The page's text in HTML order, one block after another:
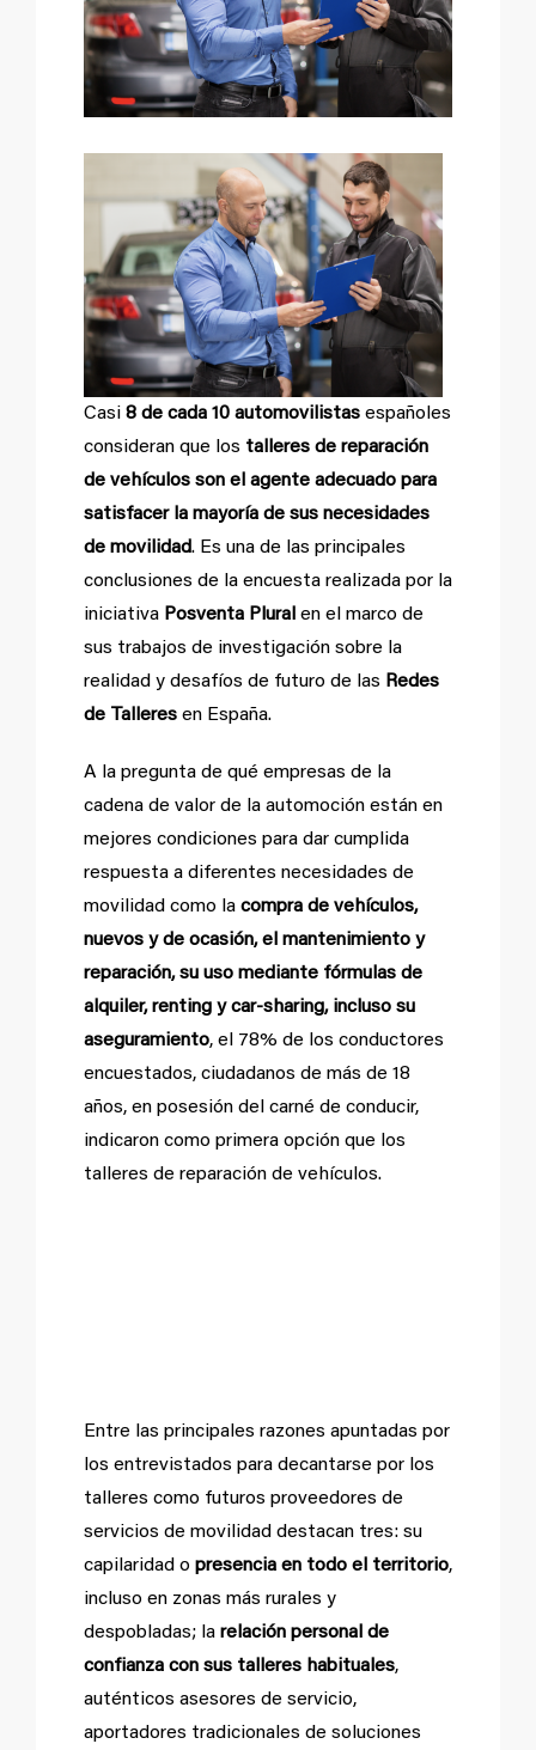
Casi 8 de cada 10 automovilistas españoles
consideran que los talleres de reparación
de vehículos son el agente adecuado para
satisfacer la mayoría de sus necesidades
de movilidad. Es una de las principales
conclusiones de la encuesta realizada por la
iniciativa Posventa Plural en el marco de
sus trabajos de investigación sobre la
realidad y desafíos de futuro de las Redes
de Talleres en España.
A la pregunta de qué empresas de la
cadena de valor de la automoción están en
mejores condiciones para dar cumplida
respuesta a diferentes necesidades de
movilidad como la compra de vehículos,
nuevos y de ocasión, el mantenimiento y
reparación, su uso mediante fórmulas de
alquiler, renting y car-sharing, incluso su
aseguramiento, el 78% de los conductores
encuestados, ciudadanos de más de 18
años, en posesión del carné de conducir,
indicaron como primera opción que los
talleres de reparación de vehículos.
Entre las principales razones apuntadas por
los entrevistados para decantarse por los
talleres como futuros proveedores de
servicios de movilidad destacan tres: su
capilaridad o presencia en todo el territorio,
incluso en zonas más rurales y
despobladas; la relación personal de
confianza con sus talleres habituales,
auténticos asesores de servicio,
aportadores tradicionales de soluciones